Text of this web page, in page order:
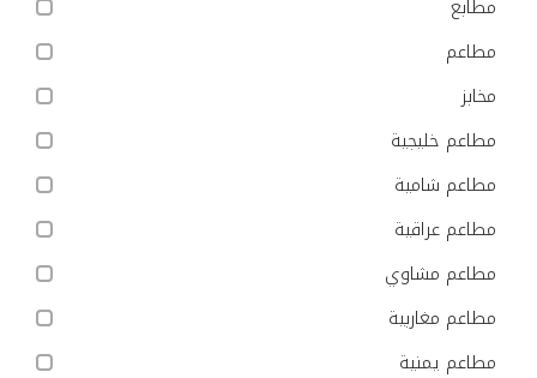
مطابع
مطاعم
مخابز
مطاعم خليجية
مطاعم شامية
مطاعم عراقية
مطاعم مشاوي
مطاعم مغاربية
مطاعم يمنية